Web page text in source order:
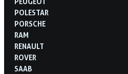
POLESTAR
PORSCHE
RAM
RENAULT
ROVER
SAAB